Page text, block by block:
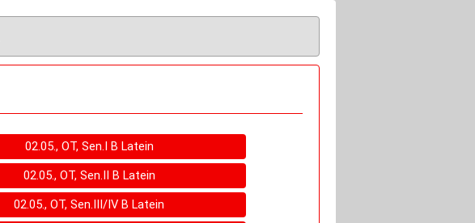
02.05., OT, Sen.I B Latein
02.05., OT, Sen.II B Latein
02.05., OT, Sen.III/IV B Latein